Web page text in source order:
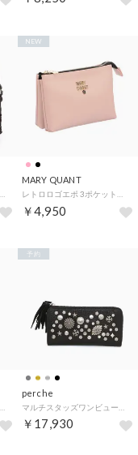
MARY QUANT
￥4,950
NEW
perche
￥17,930
予約